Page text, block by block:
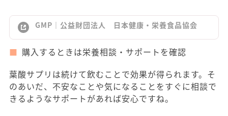
GMP｜公益財団法人 日本健康・栄養食品協会
購入するときは栄養相談・サポートを確認
葉酸サプリは続けて飲むことで効果が得られます。そ
のあいだ、不安なことや気になることをすぐに相談で
きるようなサポートがあれば安心ですね。